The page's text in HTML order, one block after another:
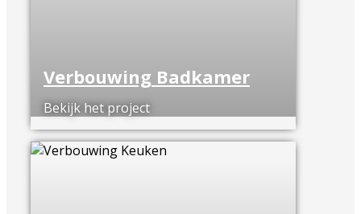
Verbouwing Badkamer
Bekijk het project